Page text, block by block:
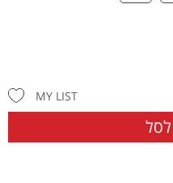
MY LIST